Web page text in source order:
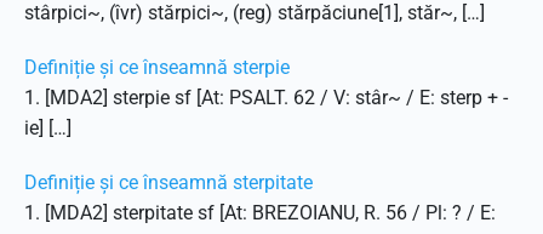
stârpici~, (îvr) stărpici~, (reg) stărpăciune[1], stăr~, […]
Definiție și ce înseamnă sterpie
1. [MDA2] sterpie sf [At: PSALT. 62 / V: stâr~ / E: sterp + -
ie] […]
Definiție și ce înseamnă sterpitate
1. [MDA2] sterpitate sf [At: BREZOIANU, R. 56 / Pl: ? / E: